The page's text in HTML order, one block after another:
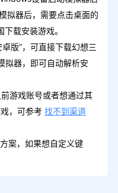
拟器后，需要点击桌面的
载安装游戏。
版”，可直接下载幻想三
拟器，即可自动解析安
游戏账号或者想通过其
，可参考 找不到渠道
案，如果想自定义键